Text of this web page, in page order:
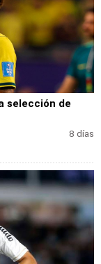
selección de
8 días